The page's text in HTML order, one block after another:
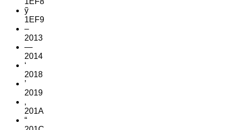
ỹ
1EF9
–
2013
—
2014
‘
2018
’
2019
‚
201A
“